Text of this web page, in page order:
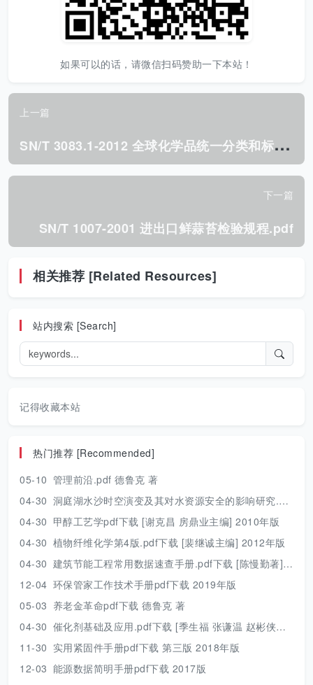
如果可以的话，请微信扫码赞助一下本站！
上一篇
S
N/T 3083.1-2012 全球化学品统一分类和标签制度(GHS) 第1部分:定义和缩略语.pdf
下一篇
SN/T 1007-2001 进出口鲜蒜苔检验规程.pdf
相关推荐 [Related Resources]
站内搜索 [Search]
记得收藏本站
热门推荐 [Recommended]
05-10 管理前沿.pdf 德鲁克 著
04-30 洞庭湖水沙时空演变及其对水资源安全的影响研究.pdf 胡光伟 著 2017年版
04-30 甲醇工艺学pdf下载 [谢克昌 房鼎业主编] 2010年版
04-30 植物纤维化学第4版.pdf下载 [裴继诚主编] 2012年版
04-30 建筑节能工程常用数据速查手册.pdf下载 [陈慢勤著] 2010年版
12-04 环保管家工作技术手册pdf下载 2019年版
05-03 养老金革命pdf下载 德鲁克 著
04-30 催化剂基础及应用.pdf下载 [季生福 张谦温 赵彬侠编] 2011年版
11-30 实用紧固件手册pdf下载 第三版 2018年版
12-03 能源数据简明手册pdf下载 2017版